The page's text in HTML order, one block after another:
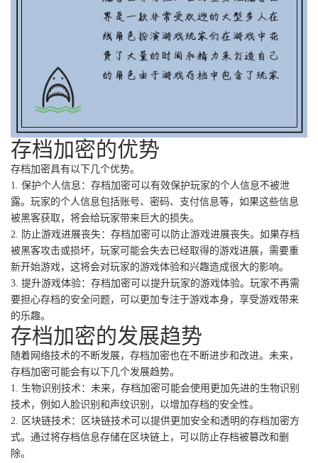
存档加密的优势
存档加密具有以下几个优势。
1. 保护个人信息：存档加密可以有效保护玩家的个人信息不被泄
露。玩家的个人信息包括账号、密码、支付信息等，如果这些信息
被黑客获取，将会给玩家带来巨大的损失。
2. 防止游戏进展丧失：存档加密可以防止游戏进展丧失。如果存档
被黑客攻击或损坏，玩家可能会失去已经取得的游戏进展，需要重
新开始游戏，这将会对玩家的游戏体验和兴趣造成很大的影响。
3. 提升游戏体验：存档加密可以提升玩家的游戏体验。玩家不再需
要担心存档的安全问题，可以更加专注于游戏本身，享受游戏带来
的乐趣。
存档加密的发展趋势
随着网络技术的不断发展，存档加密也在不断进步和改进。未来，
存档加密可能会有以下几个发展趋势。
1. 生物识别技术：未来，存档加密可能会使用更加先进的生物识别
技术，例如人脸识别和声纹识别，以增加存档的安全性。
2. 区块链技术：区块链技术可以提供更加安全和透明的存档加密方
式。通过将存档信息存储在区块链上，可以防止存档被篡改和删
除。